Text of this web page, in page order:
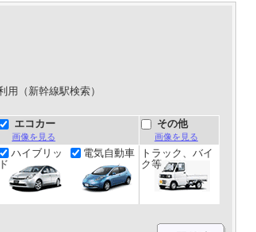
用（新幹線駅検索）
エコカー
画像を見る
その他
画像を見る
ハイブリッ
ド
電気自動車
トラック、バイ
ク等